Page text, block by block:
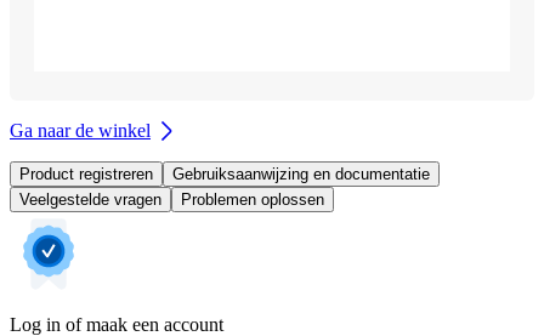
Ga naar de winkel
Product registreren
Gebruiksaanwijzing en documentatie
Veelgestelde vragen
Problemen oplossen
Log in of maak een account